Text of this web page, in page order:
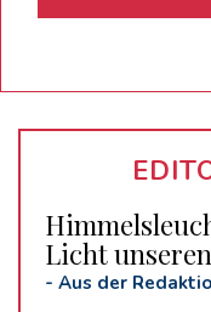
Licht
- Aus der